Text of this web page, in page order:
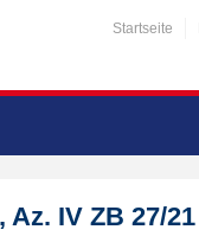
Startseite
Az. IV ZB 27/21